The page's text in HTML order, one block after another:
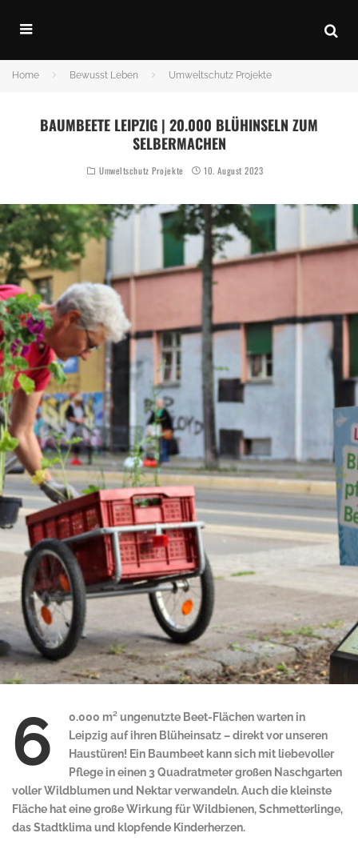
Home Bewusst Leben Umweltschutz Projekte
BAUMBEETE LEIPZIG | 20.000 BLÜHINSELN ZUM
SELBERMACHEN
Umweltschutz Projekte 10. August 2023
6
0.000 m² ungenutzte Beet-Flächen warten in
Leipzig auf ihren Blüheinsatz – direkt vor unseren
Haustüren! Ein Baumbeet kann sich mit liebevoller
Pflege in einen 3 Quadratmeter großen Naschgarten
voller Wildblumen und Nektar verwandeln. Auch die kleinste
Fläche hat eine große Wirkung für Wildbienen, Schmetterlinge,
das Stadtklima und klopfende Kinderherzen.